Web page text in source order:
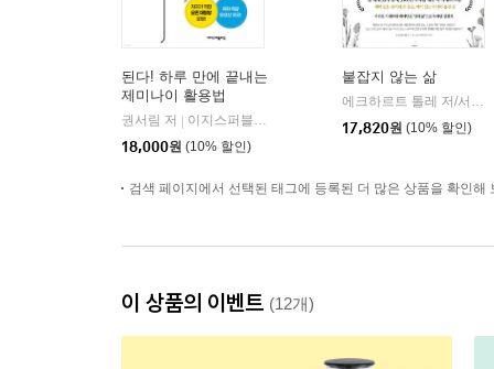
된다! 하루 만에 끝내는
제미나이 활용법
권서림 저
이지스퍼블리싱
18,000원 (10% 할인)
붙잡지 않는 삶
에크하르트 톨레 저/서진 편/루카 역
17,820원 (10% 할인)
검색 페이지에서 선택된 태그에 등록된 더 많은 상품을 확인해
이 상품의 이벤트 (12개)